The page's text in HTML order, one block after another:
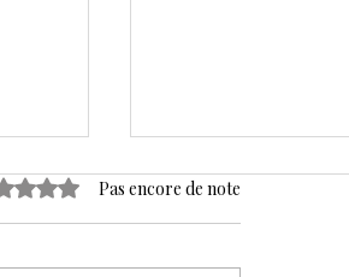
0 étoile sur 5.Pas encore de note